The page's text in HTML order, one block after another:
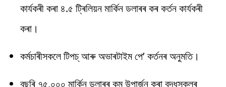
কাৰ্যকৰী কৰা ৪.৫ ট্ৰিলিয়ন মাৰ্কিন ডলাৰৰ কৰ কৰ্তন কাৰ্যকৰী
কৰা।
কৰ্মচাৰীসকলে টিপচ্ আৰু অভাৰটাইম পে’ কৰ্তনৰ অনুমতি।
বছৰি ৭৫,০০০ মাৰ্কিন ডলাৰৰ কম উপাৰ্জন কৰা বৃদ্ধসকলৰ